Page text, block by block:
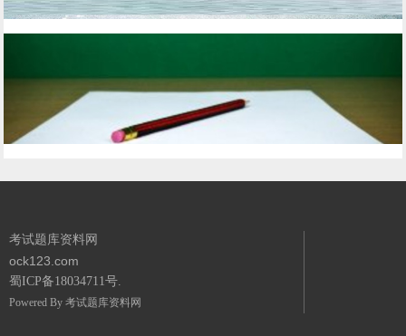
考试题库资料网
ock123.com
蜀ICP备18034711号.
Powered By 考试题库资料网